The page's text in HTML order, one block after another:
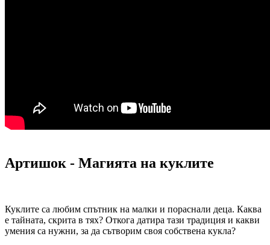
Артишок - Магията на куклите
Куклите са любим спътник на малки и пораснали деца. Каква
е тайната, скрита в тях? Откога датира тази традиция и какви
умения са нужни, за да сътворим своя собствена кукла?